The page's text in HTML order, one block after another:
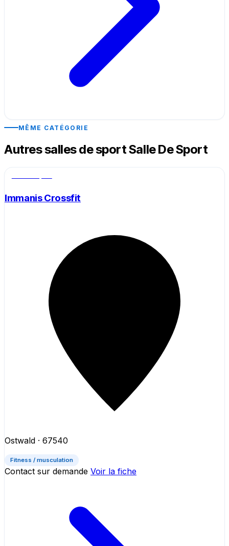
MÊME CATÉGORIE
Autres salles de sport Salle De Sport
Immanis Crossfit
Ostwald · 67540
Fitness / musculation
Contact sur demande Voir la fiche